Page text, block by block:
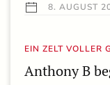
8. AUGUST
EIN ZELT VOLLER
Anthony B